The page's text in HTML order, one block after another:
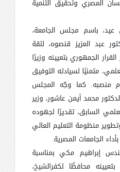
الإنسان المصري وتحقيق التنمية
باسم مجلس الجامعة،
عبد العزيز قنصوه، لثقة
الجمهوري بتعيينه وزيرًا
متمنيًا لسيادته التوفيق
منصبه. كما وجّه المجلس
محمد أيمن عاشور، وزير
السابق، تقديرًا لجهوده
منظومة التعليم العالي
الجامعات المصرية.
إبراهيم مكي بمناسبة
محافظًا لكفرالشيخ،